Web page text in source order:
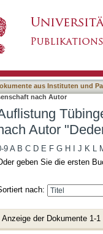
aus Instituten und
nach Autor
Autor
9A B C D E F G H J K L
geben Sie die ersten
nach:
Anzeige der Dokumente 1-1